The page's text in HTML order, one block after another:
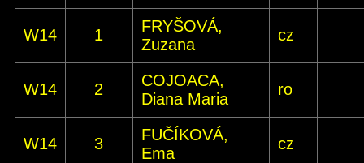
W14 1
FRYŠOVÁ,
Zuzana
cz
W14 2
COJOACA,
Diana Maria
ro
W14 3
FUČÍKOVÁ,
Ema
cz